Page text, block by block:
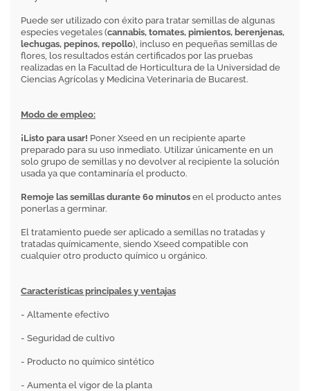
Puede ser utilizado con éxito para tratar semillas de algunas
especies vegetales (cannabis, tomates, pimientos, berenjenas,
lechugas, pepinos, repollo), incluso en pequeñas semillas de
flores, los resultados están certificados por las pruebas
realizadas en la Facultad de Horticultura de la Universidad de
Ciencias Agrícolas y Medicina Veterinaria de Bucarest.
Modo de empleo:
¡Listo para usar! Poner Xseed en un recipiente aparte
preparado para su uso inmediato. Utilizar únicamente en un
solo grupo de semillas y no devolver al recipiente la solución
usada ya que contaminaría el producto.
Remoje las semillas durante 60 minutos en el producto antes
ponerlas a germinar.
El tratamiento puede ser aplicado a semillas no tratadas y
tratadas químicamente, siendo Xseed compatible con
cualquier otro producto químico u orgánico.
Características principales y ventajas
- Altamente efectivo
- Seguridad de cultivo
- Producto no químico sintético
- Aumenta el vigor de la planta